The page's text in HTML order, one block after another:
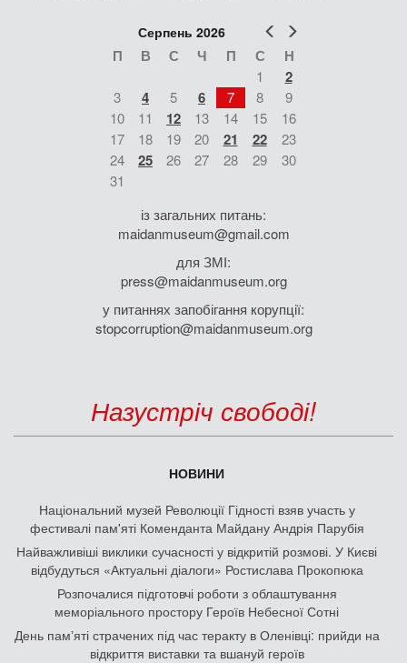
Попер
Серпень 2026
П В С Ч П С Н
1 2
3 4 5 6 7 8
9
10
11 12 13 14 15
16
17
18 19 20 21 22
23
24
25 26 27 28 29
30
31
із загальних питань:
maidanmuseum@gmail.com
для ЗМІ:
press@maidanmuseum.org
у питаннях запобігання корупції:
stopcorruption@maidanmuseum.org
Назустріч свободі!
НОВИНИ
Національний музей Революції Гідності взяв участь у
фестивалі пам'яті Коменданта Майдану Андрія Парубія
Найважливіші виклики сучасності у відкритій розмові. У Києві
відбудуться «Актуальні діалоги» Ростислава Прокопюка
Розпочалися підготовчі роботи з облаштування
меморіального простору Героїв Небесної Сотні
День памʼяті страчених під час теракту в Оленівці: прийди на
відкриття виставки та вшануй героїв